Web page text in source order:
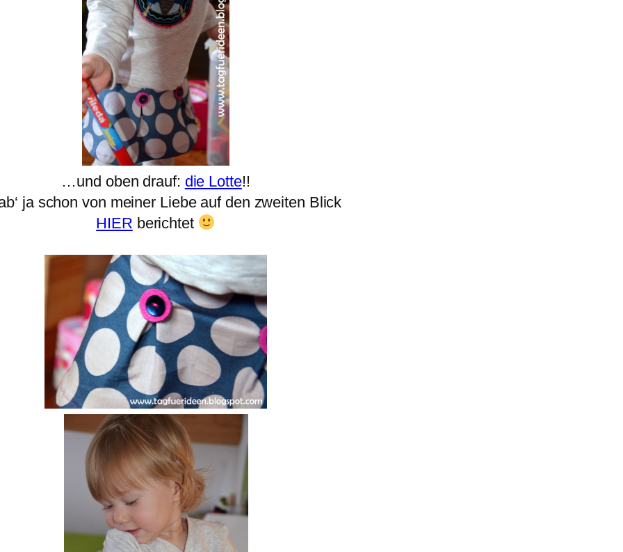
…und oben drauf: die Lotte!!
ja schon von meiner Liebe auf den zweiten Blick
HIER berichtet